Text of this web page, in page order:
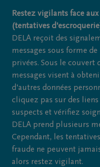
Restez vigilants face
(tentatives
DELA reçoit des
messages sous forme
privées. Sous le couvert
messages visent à
d'autres données
cliquez pas sur des
suspects et vérifiez
DELA prend plusieurs
Cependant, les
fraude ne peuvent
alors restez vigilant.